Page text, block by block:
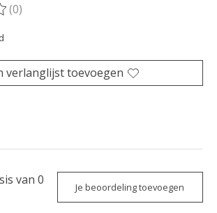
dit product is
(0)
verlanglijst toevoegen
van 0
Je beoordeling toevoegen